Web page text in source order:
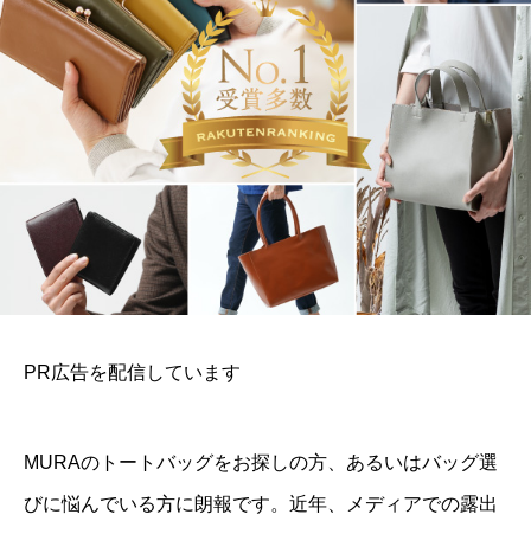
PR広告を配信しています
MURAのトートバッグをお探しの方、あるいはバッグ選
びに悩んでいる方に朗報です。近年、メディアでの露出